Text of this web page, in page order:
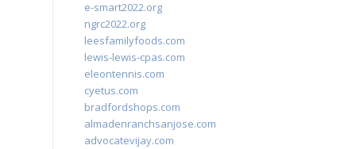
e-smart2022.org
ngrc2022.org
leesfamilyfoods.com
lewis-lewis-cpas.com
eleontennis.com
cyetus.com
bradfordshops.com
almadenranchsanjose.com
advocatevijay.com